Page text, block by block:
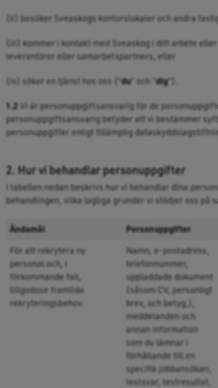
(ii) besöker Sveaskogs kontorslokaler och andra
(iii) kommer i kontakt med Sveaskog i ditt arbete
leverantörer eller samarbetspartners, eller
(iv) söker en tjänst hos oss (”du” och ”dig”).
1.2 Vi är personuppgiftsansvarig för de
personuppgiftsansvarig betyder att vi bestämmer
personuppgifter enligt tillämplig
2. Hur vi behandlar personuppgifter
I tabellen nedan beskrivs hur vi behandlar dina
behandlingen, vilka lagliga grunder vi stödjer oss på
Ändamål
Personuppgifter
För att rekrytera ny
personal och, i
förkommande fall,
tillgodose framtida
rekryteringsbehov.
Namn, e-postadress,
telefonnummer,
uppladdade dokument
(såsom CV, personligt
brev, och betyg,),
meddelanden och
annan information
som du lämnar i
förhållande till en
specifik jobbansökan,
testsvar, testresultat,